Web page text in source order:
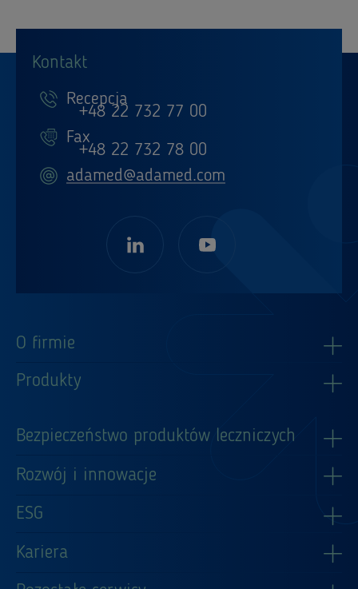
O firmie
Produkty
Bezpieczeństwo produktów leczniczych
Rozwój i innowacje
ESG
Kariera
Kontakt
Recepcja
+48 22 732 77 00
Fax
+48 22 732 78 00
adamed@adamed.com